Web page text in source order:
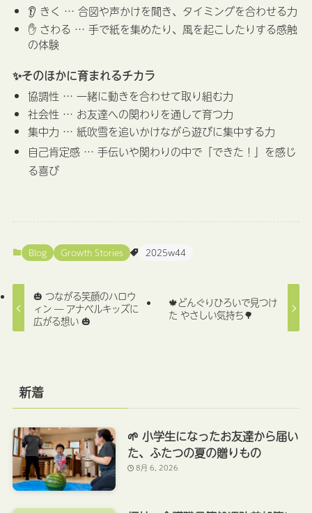
👂 きく … 合図や声かけを聞き、タイミングを合わせる力
✋ さわる … 手で紙を集めたり、風を起こしたりする感触
の体験
✨そのほかに育まれるチカラ
協調性 … 一緒に動きを合わせて取り組む力
社会性 … お友達への関わりを通して育つ力
集中力 … 紙吹雪を追いかけながら遊びに集中する力
自己肯定感 … 手伝いや関わりの中で「できた！」を感じ
る喜び
Blog Growth Stories 2025w44
🎃 つながる笑顔のハロウ
ィン ― アナベルキッズに
広がる想い 🎃
🍁どんぐりひろいで見つけ
た やさしい気持ち🌳
新着
🌱 小学生になったお友達から届い
た、ふたつの夏の贈りもの
8月 6, 2026